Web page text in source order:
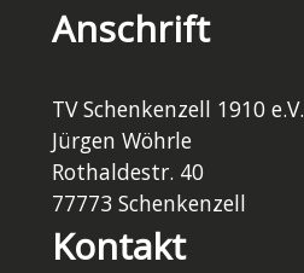
Anschrift
TV Schenkenzell 1910 e.V.
Jürgen Wöhrle
Rothaldestr. 40
77773 Schenkenzell
Kontakt